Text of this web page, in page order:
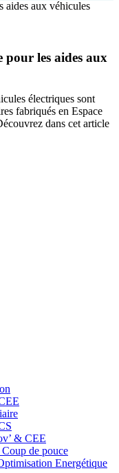
pour les aides aux
électriques sont
fabriqués en Espace
dans cet article
& CEE
de pouce
Energétique